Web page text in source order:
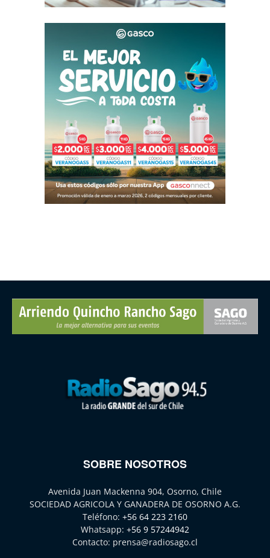
SOBRE NOSOTROS
Avenida Juan Mackenna 904, Osorno, Chile
SOCIEDAD AGRICOLA Y GANADERA DE OSORNO A.G.
Teléfono: +56 64 223 2160
Whatsapp: +56 9 57244942
Contacto: prensa@radiosago.cl